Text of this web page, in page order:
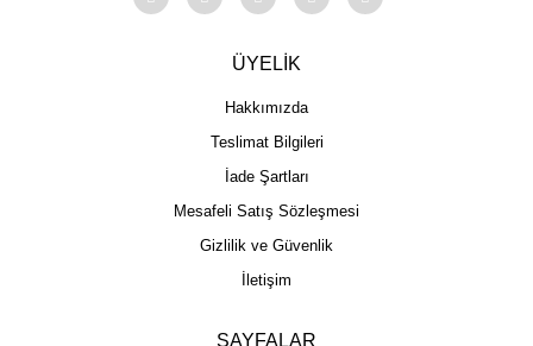
ÜYELİK
Hakkımızda
Teslimat Bilgileri
İade Şartları
Mesafeli Satış Sözleşmesi
Gizlilik ve Güvenlik
İletişim
SAYFALAR